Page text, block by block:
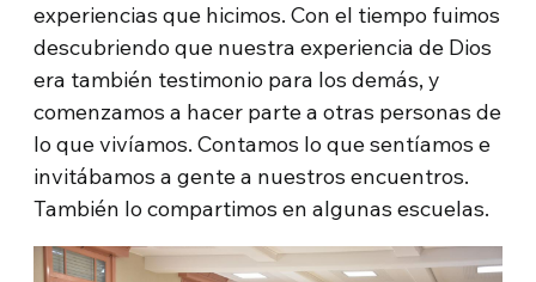
experiencias que hicimos. Con el tiempo fuimos
descubriendo que nuestra experiencia de Dios
era también testimonio para los demás, y
comenzamos a hacer parte a otras personas de
lo que vivíamos. Contamos lo que sentíamos e
invitábamos a gente a nuestros encuentros.
También lo compartimos en algunas escuelas.